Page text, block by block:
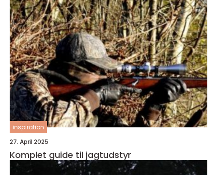
inspiration
27. April 2025
Komplet guide til jagtudstyr